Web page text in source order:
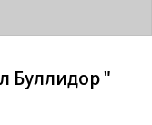
Буллидор "